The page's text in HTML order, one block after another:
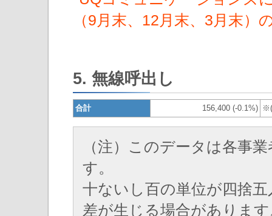
（9月末、12月末、3月末）
5. 無線呼出し
合計 156,400 (-0.1%)
（注）このデータは各事
す。
十ないし百の単位が四捨
差が生じる場合がありま